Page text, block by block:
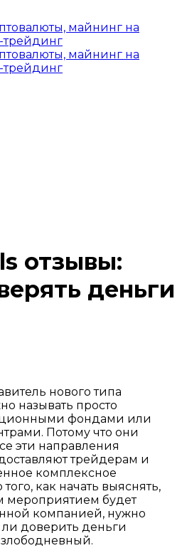
отзывы:
деньги
нового типа
называть просто
фондами или
Потому что они
эти направления
трейдерам и
комплексное
как начать выяснять,
мероприятием будет
компанией, нужно
доверить деньги